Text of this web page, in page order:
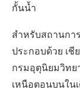
กั้นน้ำ
สำหรับสถานก
ประกอบด้วย เชี
กรมอุตุนิยมวิท
เหนือตอนบนใน